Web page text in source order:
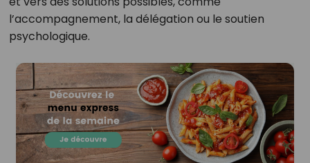
l’accompagnement, la délégation ou le soutien
psychologique.